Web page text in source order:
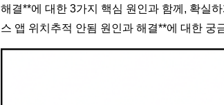
해결**에 대한 3가지 핵심 원인과 함께, 확실
스 앱 위치추적 안됨 원인과 해결**에 대한 궁